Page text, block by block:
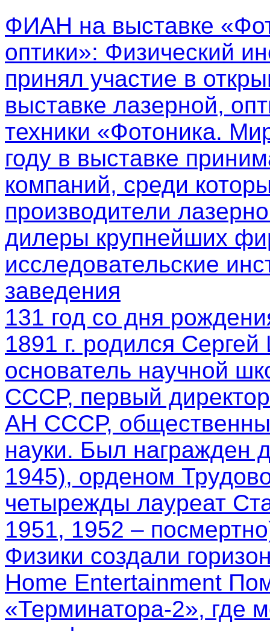
ФИАН на выставке
оптики»: Физический
принял участие в
выставке лазерной,
техники «Фотоника.
году в выставке
компаний, среди
производители
дилеры крупнейших
исследовательские
заведения
131 год со дня
1891 г. родился
основатель научной
СССР, первый
АН СССР,
науки. Был награжден
1945), орденом
четырежды лауреат
1951, 1952 –
Физики создали
Home Entertainment
«Терминатора-2», где